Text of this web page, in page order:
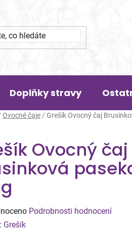
Doplňky stravy
Ovocné čaje / Grešík Ovocný čaj
Ovocný čaj
Podrobnosti hodnocení
Grešík